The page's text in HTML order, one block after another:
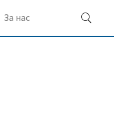
За нас